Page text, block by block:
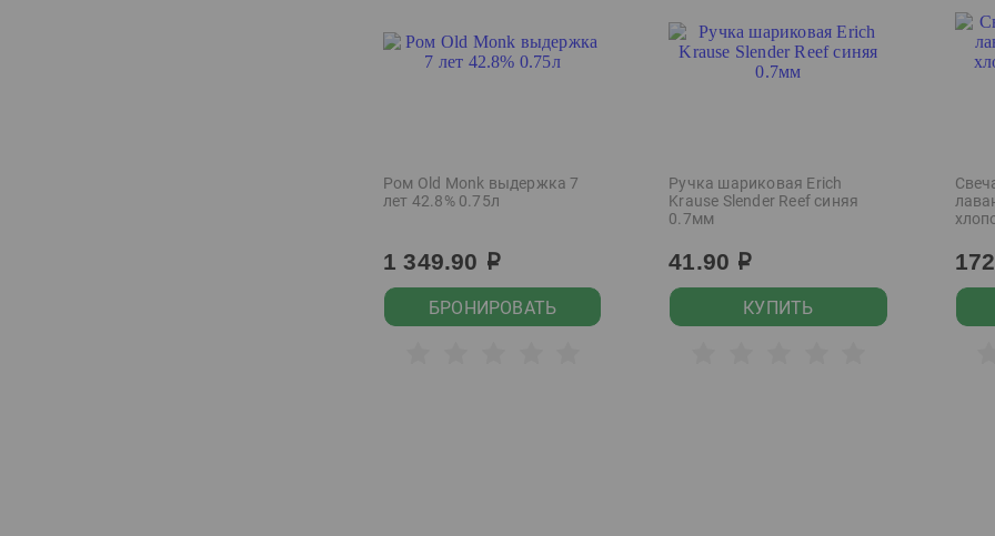
Ром Old Monk выдержка 7
лет 42.8% 0.75л
1 349.90 р
БРОНИРОВАТЬ
Ручка шариковая Erich
Krause Slender Reef синяя
0.7мм
41.90 р
КУПИТЬ